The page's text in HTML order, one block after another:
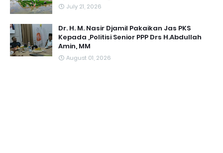
July 21, 2026
Dr. H. M. Nasir Djamil Pakaikan Jas PKS
Kepada ,Politisi Senior PPP Drs H.Abdullah
Amin, MM
August 01, 2026